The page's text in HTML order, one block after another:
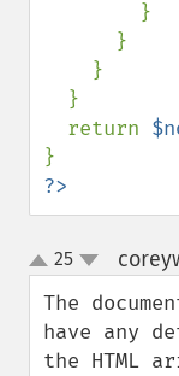
  return
?>
up
down
25
The
have any
the HTML